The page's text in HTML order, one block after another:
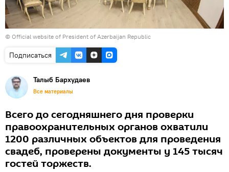
© Official website of President of Azerbaijan Republic
Подписаться
Талыб Бархудаев
Все материалы
Всего до сегодняшнего дня проверки
правоохранительных органов охватили
1200 различных объектов для проведения
свадеб, проверены документы у 145 тысяч
гостей торжеств.